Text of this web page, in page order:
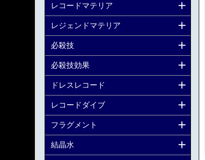
レコードマテリア
レジェンドマテリア
必殺技
必殺技効果
ドレスレコード
レコードダイブ
フラグメント
結晶水